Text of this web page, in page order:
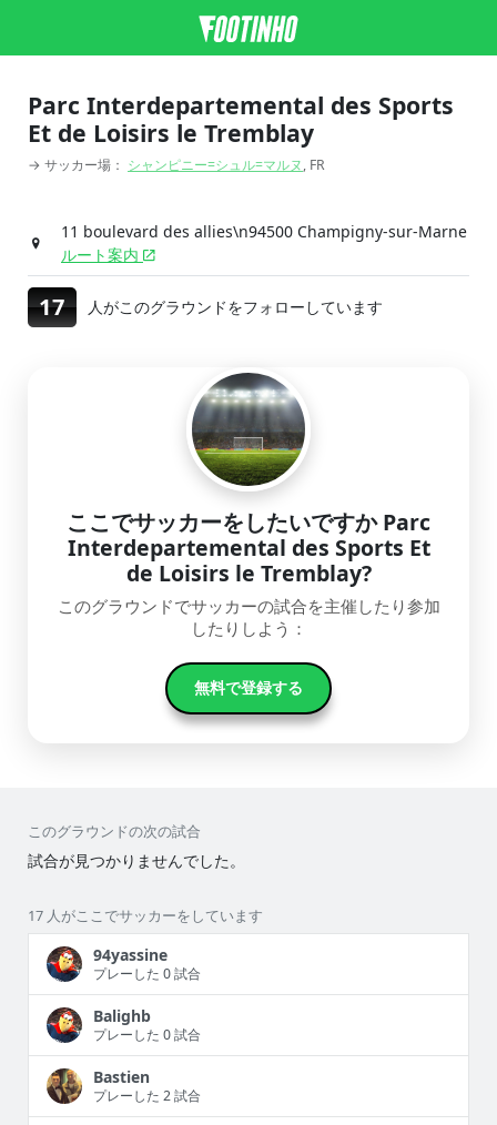
Parc Interdepartemental des Sports
Et de Loisirs le Tremblay
→ サッカー場： シャンピニー=シュル=マルヌ, FR
11 boulevard des allies\n94500 Champigny-sur-Marne
ルート案内
17 人がこのグラウンドをフォローしています
ここでサッカーをしたいですか Parc
Interdepartemental des Sports Et
de Loisirs le Tremblay?
このグラウンドでサッカーの試合を主催したり参加
したりしよう：
無料で登録する
このグラウンドの次の試合
試合が見つかりませんでした。
17 人がここでサッカーをしています
94yassine
プレーした 0 試合
Balighb
プレーした 0 試合
Bastien
プレーした 2 試合